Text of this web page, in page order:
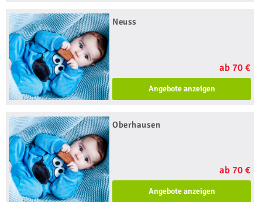
Neuss
ab 70 €
Angebote anzeigen
Oberhausen
ab 70 €
Angebote anzeigen